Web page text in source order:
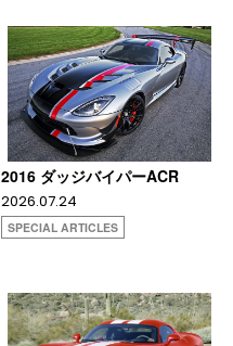
2016 ダッジバイパーACR
2026.07.24
SPECIAL ARTICLES